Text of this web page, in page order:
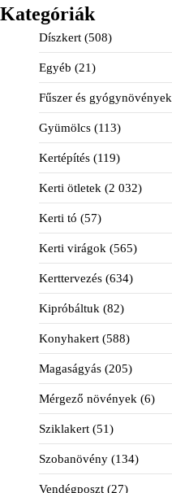
Kategóriák
Díszkert (508)
Egyéb (21)
Fűszer és gyógynövények
Gyümölcs (113)
Kertépítés (119)
Kerti ötletek (2 032)
Kerti tó (57)
Kerti virágok (565)
Kerttervezés (634)
Kipróbáltuk (82)
Konyhakert (588)
Magaságyás (205)
Mérgező növények (6)
Sziklakert (51)
Szobanövény (134)
Vendégposzt (27)